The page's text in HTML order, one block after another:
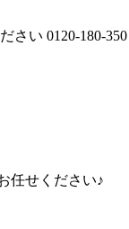
任せください♪